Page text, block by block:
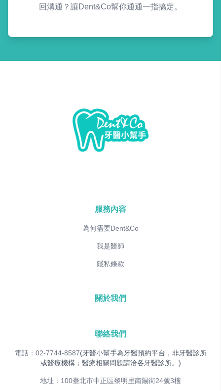
回溝通？讓Dent&Co幫你通通一指搞定。
服務內容
為何需要Dent&Co
我是醫師
隱私條款
關於我們
聯絡我們
電話：02-7744-8587(牙醫小幫手為牙醫預約平台，非牙醫診所
或醫療機構；醫療相關問題請洽各牙醫診所。)
地址：100臺北市中正區黎明里南陽街24號3樓